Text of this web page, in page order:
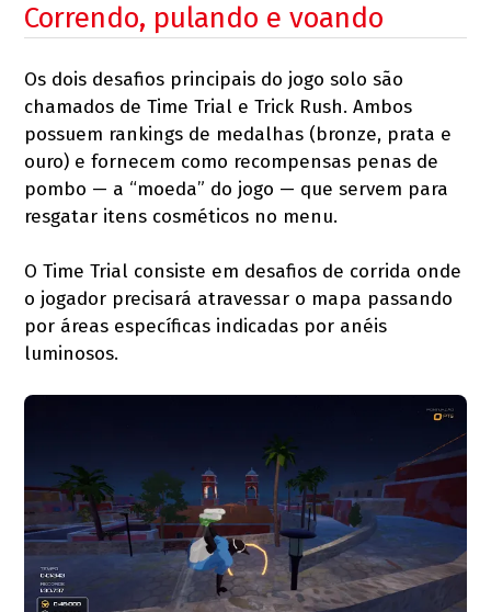
Correndo, pulando e voando
Os dois desafios principais do jogo solo são
chamados de Time Trial e Trick Rush. Ambos
possuem rankings de medalhas (bronze, prata e
ouro) e fornecem como recompensas penas de
pombo — a “moeda” do jogo — que servem para
resgatar itens cosméticos no menu.
O Time Trial consiste em desafios de corrida onde
o jogador precisará atravessar o mapa passando
por áreas específicas indicadas por anéis
luminosos.